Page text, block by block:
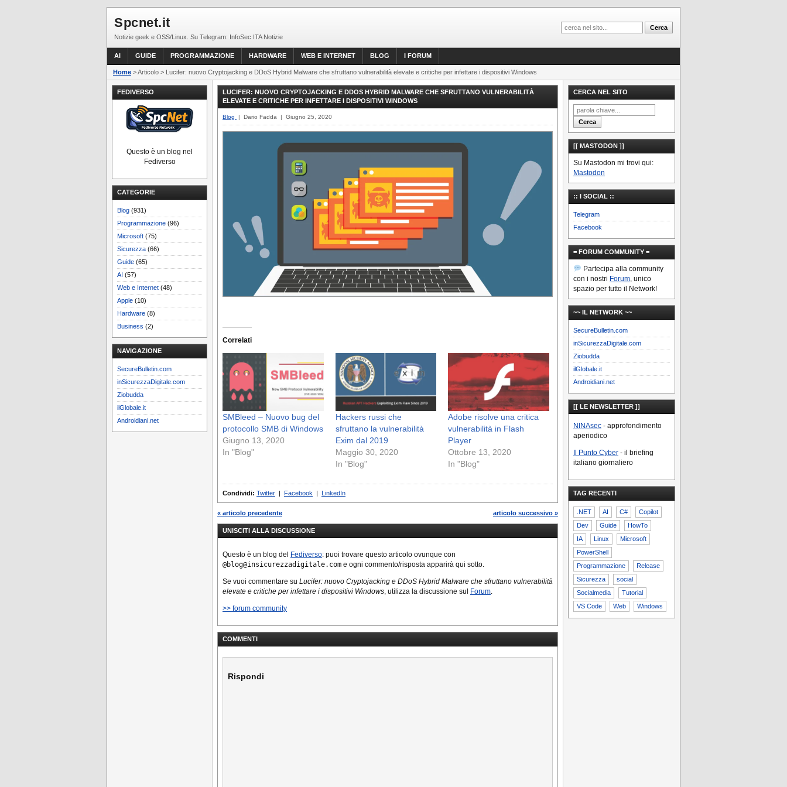
Spcnet.it
Notizie geek e OSS/Linux. Su Telegram: InfoSec ITA Notizie
AI GUIDE PROGRAMMAZIONE HARDWARE WEB E INTERNET BLOG I FORUM
Home > Articolo > Lucifer: nuovo Cryptojacking e DDoS Hybrid Malware che sfruttano vulnerabilità elevate e critiche per infettare i dispositivi Windows
FEDIVERSO
Questo è un blog nel
Fediverso
CATEGORIE
Blog (931)
Programmazione (96)
Microsoft (75)
Sicurezza (66)
Guide (65)
AI (57)
Web e Internet (48)
Apple (10)
Hardware (8)
Business (2)
NAVIGAZIONE
SecureBulletin.com
inSicurezzaDigitale.com
Ziobudda
ilGlobale.it
Androidiani.net
LUCIFER: NUOVO CRYPTOJACKING E DDOS HYBRID MALWARE CHE SFRUTTANO VULNERABILITÀ
ELEVATE E CRITICHE PER INFETTARE I DISPOSITIVI WINDOWS
Blog | Dario Fadda | Giugno 25, 2020
Correlati
SMBleed – Nuovo bug del
protocollo SMB di Windows
Giugno 13, 2020
In "Blog"
Hackers russi che
sfruttano la vulnerabilità
Exim dal 2019
Maggio 30, 2020
In "Blog"
Adobe risolve una critica
vulnerabilità in Flash
Player
Ottobre 13, 2020
In "Blog"
Condividi: Twitter | Facebook | LinkedIn
« articolo precedente articolo successivo »
UNISCITI ALLA DISCUSSIONE
Questo è un blog del Fediverso: puoi trovare questo articolo ovunque con
@blog@insicurezzadigitale.com e ogni commento/risposta apparirà qui sotto.
Se vuoi commentare su Lucifer: nuovo Cryptojacking e DDoS Hybrid Malware che sfruttano vulnerabilità
elevate e critiche per infettare i dispositivi Windows , utilizza la discussione sul Forum
>> forum community
COMMENTI
Rispondi
CERCA NEL SITO
[[ MASTODON ]]
Su Mastodon mi trovi qui:
Mastodon
:: I SOCIAL ::
Telegram
Facebook
= FORUM COMMUNITY =
Partecipa alla community
con i nostri Forum, unico
spazio per tutto il Network!
~~ IL NETWORK ~~
SecureBulletin.com
inSicurezzaDigitale.com
Ziobudda
ilGlobale.it
Androidiani.net
[[ LE NEWSLETTER ]]
NINAsec - approfondimento
aperiodico
Il Punto Cyber - il briefing
italiano giornaliero
TAG RECENTI
.NET AI C#
Copilot
Dev
Guide
HowTo
IA
Linux
Microsoft
PowerShell
Programmazione
Release
Sicurezza
social
Socialmedia
Tutorial
VS Code
Web Windows